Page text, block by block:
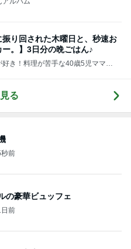
慰謝料と財産
前
こんでいる娘